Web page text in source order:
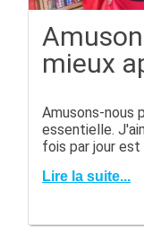
mieux
Amusons-nous
essentielle.
fois par jour est
Lire la suite...